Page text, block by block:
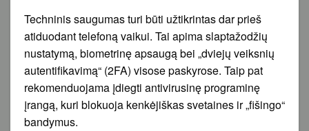
Techninis saugumas turi būti užtikrintas dar prieš
atiduodant telefoną vaikui. Tai apima slaptažodžių
nustatymą, biometrinę apsaugą bei „dviejų veiksnių
autentifikavimą“ (2FA) visose paskyrose. Taip pat
rekomenduojama įdiegti antivirusinę programinę
įrangą, kuri blokuoja kenkėjiškas svetaines ir „fišingo“
bandymus.